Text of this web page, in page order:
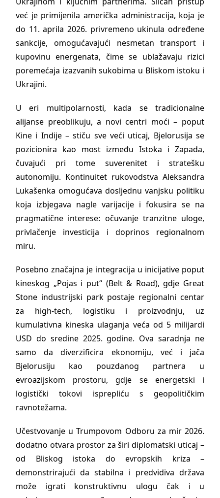
već je primijenila američka administracija, koja je
do 11. aprila 2026. privremeno ukinula određene
sankcije, omogućavajući nesmetan transport i
kupovinu energenata, čime se ublažavaju rizici
poremećaja izazvanih sukobima u Bliskom istoku i
Ukrajini.
U eri multipolarnosti, kada se tradicionalne
alijanse preoblikuju, a novi centri moći – poput
Kine i Indije – stiču sve veći uticaj, Bjelorusija se
pozicionira kao most između Istoka i Zapada,
čuvajući pri tome suverenitet i stratešku
autonomiju. Kontinuitet rukovodstva Aleksandra
Lukašenka omogućava dosljednu vanjsku politiku
koja izbjegava nagle varijacije i fokusira se na
pragmatične interese: očuvanje tranzitne uloge,
privlačenje investicija i doprinos regionalnom
miru.
Posebno značajna je integracija u inicijative poput
kineskog „Pojas i put“ (Belt & Road), gdje Great
Stone industrijski park postaje regionalni centar
za high-tech, logistiku i proizvodnju, uz
kumulativna kineska ulaganja veća od 5 milijardi
USD do sredine 2025. godine. Ova saradnja ne
samo da diverzificira ekonomiju, već i jača
Bjelorusiju kao pouzdanog partnera u
evroazijskom prostoru, gdje se energetski i
logistički tokovi isprepliću s geopolitičkim
ravnotežama.
Učestvovanje u Trumpovom Odboru za mir 2026.
dodatno otvara prostor za širi diplomatski uticaj –
od Bliskog istoka do evropskih kriza –
demonstrirajući da stabilna i predvidiva država
može igrati konstruktivnu ulogu čak i u